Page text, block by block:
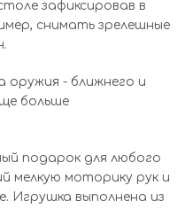
зафиксировав в
снимать зрелешные
оружия - ближнего и
больше
подарок для любого
мелкую моторику рук и
Игрушка выполнена из